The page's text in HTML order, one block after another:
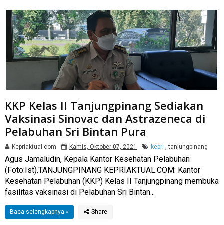
KKP Kelas II Tanjungpinang Sediakan
Vaksinasi Sinovac dan Astrazeneca di
Pelabuhan Sri Bintan Pura
Kepriaktual.com Kamis, Oktober 07, 2021 kepri tanjungpinang
Agus Jamaludin, Kepala Kantor Kesehatan Pelabuhan
(Foto:Ist).TANJUNGPINANG KEPRIAKTUAL.COM: Kantor
Kesehatan Pelabuhan (KKP) Kelas II Tanjungpinang membuka
fasilitas vaksinasi di Pelabuhan Sri Bintan...
Baca selengkapnya »